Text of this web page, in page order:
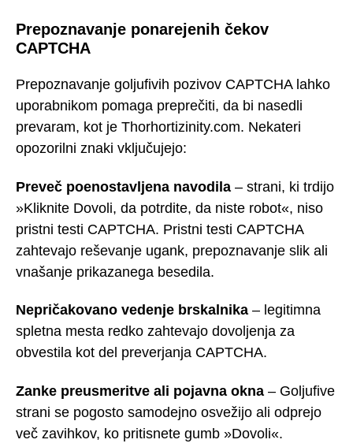
Prepoznavanje ponarejenih čekov
CAPTCHA
Prepoznavanje goljufivih pozivov CAPTCHA lahko
uporabnikom pomaga preprečiti, da bi nasedli
prevaram, kot je Thorhortizinity.com. Nekateri
opozorilni znaki vključujejo:
Preveč poenostavljena navodila – strani, ki trdijo
»Kliknite Dovoli, da potrdite, da niste robot«, niso
pristni testi CAPTCHA. Pristni testi CAPTCHA
zahtevajo reševanje ugank, prepoznavanje slik ali
vnašanje prikazanega besedila.
Nepričakovano vedenje brskalnika – legitimna
spletna mesta redko zahtevajo dovoljenja za
obvestila kot del preverjanja CAPTCHA.
Zanke preusmeritve ali pojavna okna – Goljufive
strani se pogosto samodejno osvežijo ali odprejo
več zavihkov, ko pritisnete gumb »Dovoli«.